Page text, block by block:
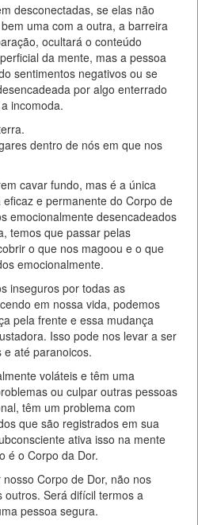
desconectadas, se elas não
uma com a outra, a barreira
ocultará o conteúdo
da mente, mas a pessoa
sentimentos negativos ou se
por algo enterrado
incomoda.
dentro de nós em que nos
cavar fundo, mas é a única
e permanente do Corpo de
emocionalmente desencadeados
temos que passar pelas
o que nos magoou e o que
emocionalmente.
inseguros por todas as
em nossa vida, podemos
pela frente e essa mudança
Isso pode nos levar a ser
e até paranoicos.
voláteis e têm uma
ou culpar outras pessoas
têm um problema com
que são registrados em sua
ativa isso na mente
é o Corpo da Dor.
Corpo de Dor, não nos
Será difícil termos a
pessoa segura.